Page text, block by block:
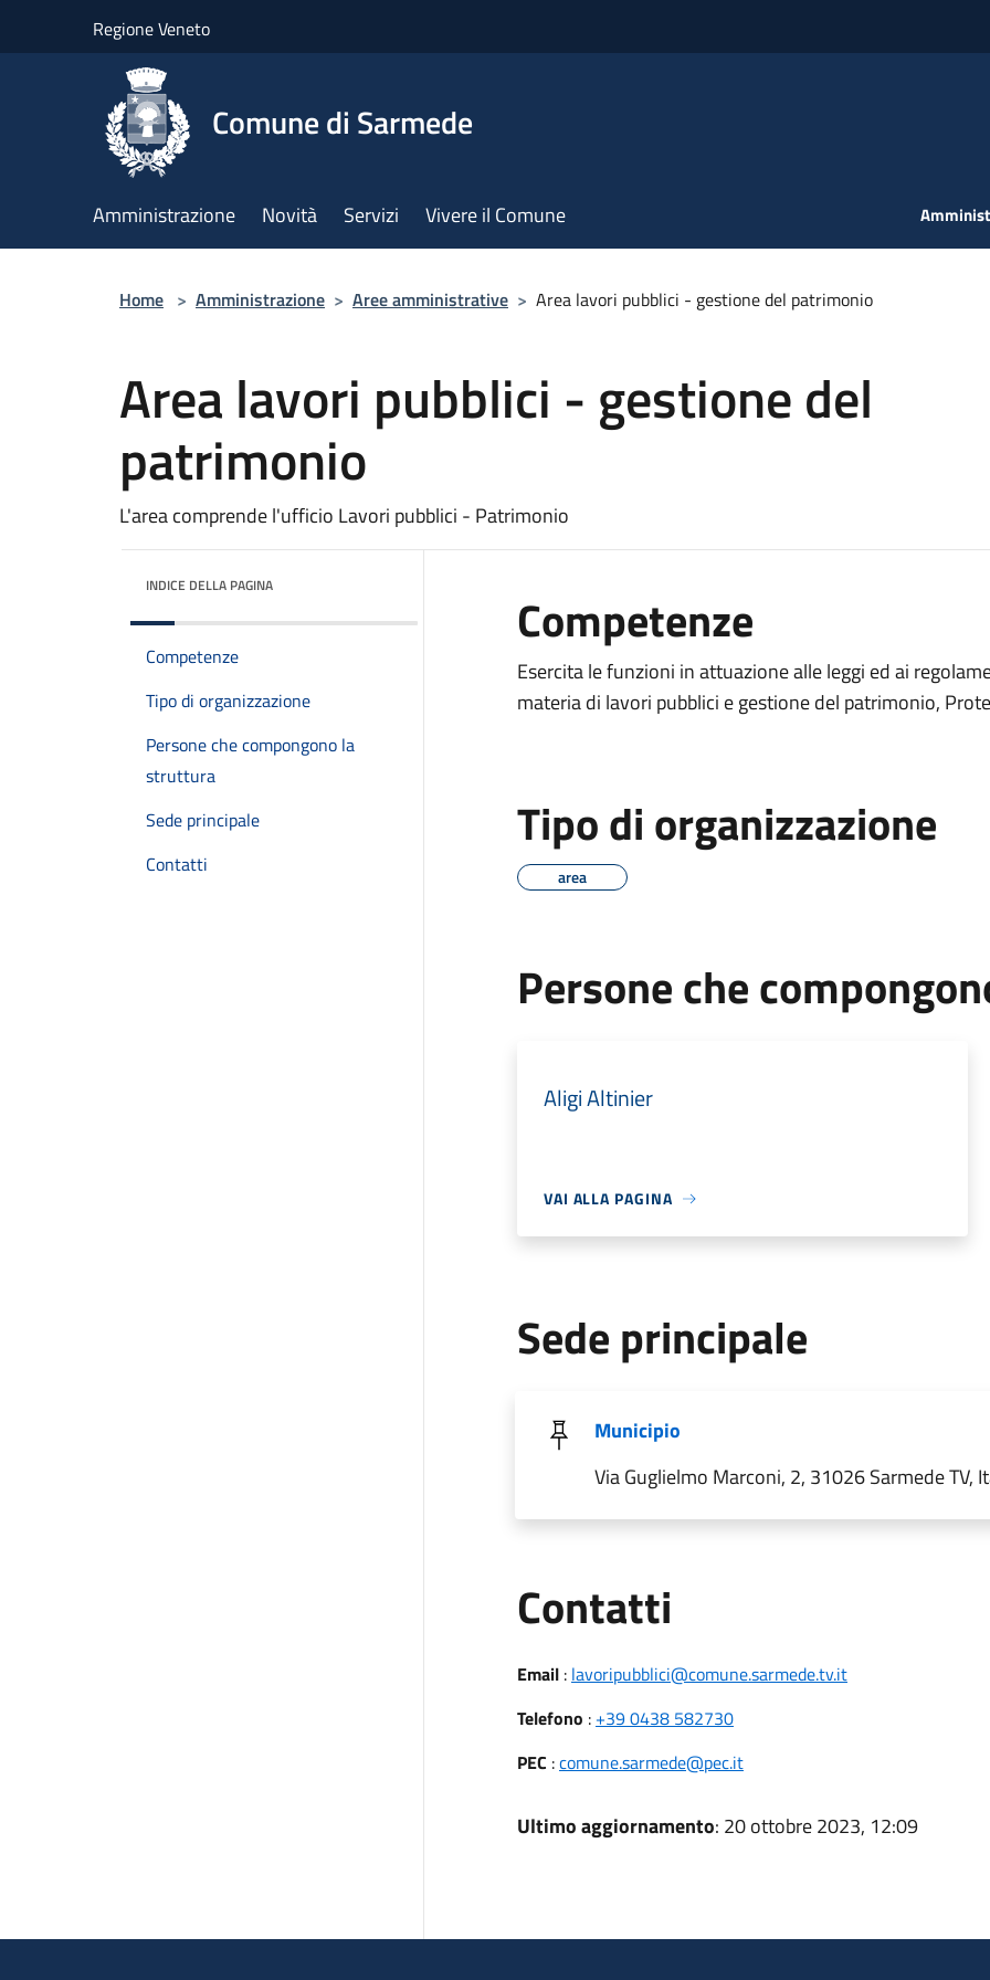
Regione Veneto
Comune di Sarmede
Amministrazione Novità Servizi Vivere il Comune
Home > Amministrazione > Aree amministrative > Area lavori pubblici - gestione del patrimonio
Area lavori pubblici - gestione del
patrimonio
L'area comprende l'ufficio Lavori pubblici - Patrimonio
INDICE DELLA PAGINA
Competenze
Tipo di organizzazione
Persone che compongono la
struttura
Sede principale
Contatti
Competenze
Esercita le funzioni in attuazione alle leggi ed ai
materia di lavori pubblici e gestione del patrimonio,
Tipo di organizzazione
area
Persone che
Aligi Altinier
VAI ALLA PAGINA
Sede principale
Municipio
Via Guglielmo Marconi, 2, 31026 Sarmede TV,
Contatti
Email: lavoripubblici@comune.sarmede.tv.it
Telefono : +39 0438 582730
PEC :comune.sarmede@pec.it
Ultimo aggiornamento: 20 ottobre 2023, 12:09